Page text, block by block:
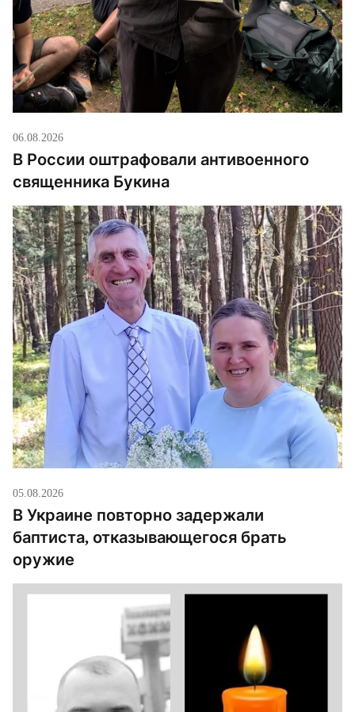
06.08.2026
В России оштрафовали антивоенного
священника Букина
05.08.2026
В Украине повторно задержали
баптиста, отказывающегося брать
оружие